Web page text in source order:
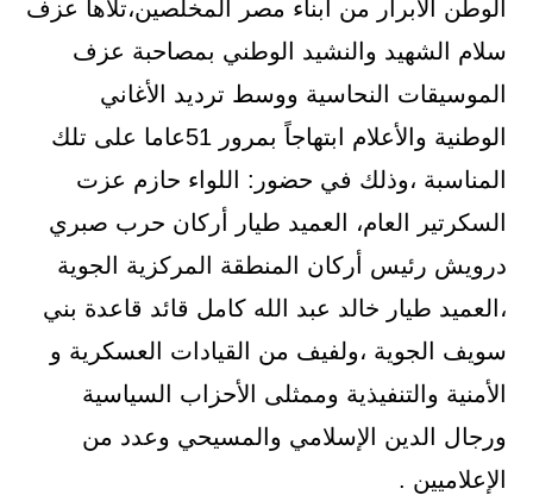
الوطن الأبرار من أبناء مصر المخلصين،تلاها عزف
سلام الشهيد والنشيد الوطني بمصاحبة عزف
الموسيقات النحاسية ووسط ترديد الأغاني
الوطنية والأعلام ابتهاجاً بمرور 51عاما على تلك
المناسبة ،وذلك في حضور: اللواء حازم عزت
السكرتير العام، العميد طيار أركان حرب صبري
درويش رئيس أركان المنطقة المركزية الجوية
،العميد طيار خالد عبد الله كامل قائد قاعدة بني
سويف الجوية ،ولفيف من القيادات العسكرية و
الأمنية والتنفيذية وممثلى الأحزاب السياسية
ورجال الدين الإسلامي والمسيحي وعدد من
الإعلاميين .